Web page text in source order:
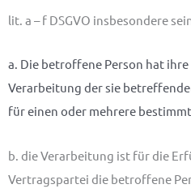
lit. a – f DSGVO insbesondere
a. Die betroffene Person hat
Verarbeitung der sie
für einen oder mehrere
b. die Verarbeitung ist für die
Vertragspartei die betroffene